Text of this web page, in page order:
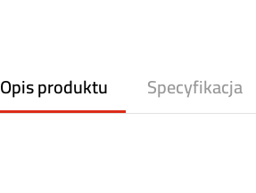
Opis produktu Specyfikacja